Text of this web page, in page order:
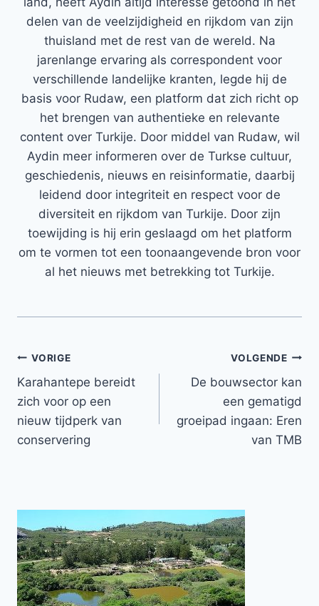
delen van de veelzijdigheid en rijkdom van zijn
thuisland met de rest van de wereld. Na
jarenlange ervaring als correspondent voor
verschillende landelijke kranten, legde hij de
basis voor Rudaw, een platform dat zich richt op
het brengen van authentieke en relevante
content over Turkije. Door middel van Rudaw, wil
Aydin meer informeren over de Turkse cultuur,
geschiedenis, nieuws en reisinformatie, daarbij
leidend door integriteit en respect voor de
diversiteit en rijkdom van Turkije. Door zijn
toewijding is hij erin geslaagd om het platform
om te vormen tot een toonaangevende bron voor
al het nieuws met betrekking tot Turkije.
Bericht
navigatie
VORIGE
Karahantepe bereidt
zich voor op een
nieuw tijdperk van
conservering
VOLGENDE
De bouwsector kan
een gematigd
groeipad ingaan: Eren
van TMB